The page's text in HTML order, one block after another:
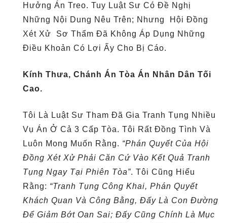
Hưởng Án Treo. Tuy Luật Sư Có Đề Nghị
Những Nội Dung Nêu Trên; Nhưng Hội Đồng
Xét Xử Sơ Thẩm Đã Không Áp Dụng Những
Điều Khoản Có Lợi Ấy Cho Bị Cáo.
Kính Thưa, Chánh Án Tòa Án Nhân Dân Tối
Cao.
Tôi Là Luật Sư Tham Đã Gia Tranh Tụng Nhiều
Vụ Án Ở Cả 3 Cấp Tòa. Tôi Rất Đồng Tình Và
Luôn Mong Muốn Rằng. “Phán Quyết Của Hội
Đồng Xét Xử Phải Căn Cứ Vào Kết Quả Tranh
Tụng Ngay Tại Phiên Tòa”. Tôi Cũng Hiểu
Rằng: “Tranh Tụng Công Khai, Phán Quyết
Khách Quan Và Công Bằng, Đấy Là Con Đường
Để Giảm Bớt Oan Sai; Đấy Cũng Chính Là Mục